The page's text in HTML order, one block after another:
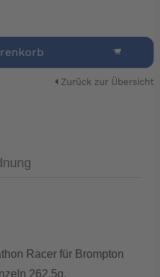
Zurück zur Übersicht
Racer für Brompton
262,5g.